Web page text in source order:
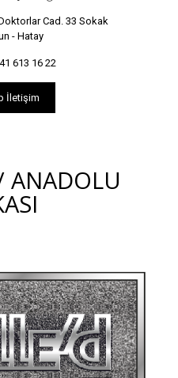
Cad. 33 Sokak
- Hatay
613 16 22
İletişim
ANADOLU